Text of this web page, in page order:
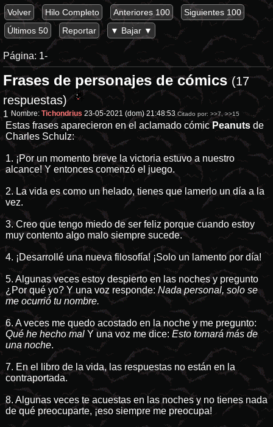
Volver Hilo Completo Anteriores 100
Siguientes 100
Últimos 50
Reportar ▼ Bajar ▼
Página: 1-
Frases de personajes de cómics (17
respuestas)
1 Nombre:Tichondrius 23-05-2021 (dom) 21:48:53 Citado por:>>7,>>15
Estas frases aparecieron en el aclamado cómic Peanuts de
Charles Schulz:
1. ¡Por un momento breve la victoria estuvo a nuestro
alcance! Y entonces comenzó el juego.
2. La vida es como un helado, tienes que lamerlo un día a la
vez.
3. Creo que tengo miedo de ser feliz porque cuando estoy
muy contento algo malo siempre sucede.
4. ¡Desarrollé una nueva filosofía! ¡Solo un lamento por día!
5. Algunas veces estoy despierto en las noches y pregunto
¿Por qué yo? Y una voz responde: Nada personal, solo se
me ocurrió tu nombre.
6. A veces me quedo acostado en la noche y me pregunto:
Qué he hecho mal Y una voz me dice: Esto tomará más de
una noche.
7. En el libro de la vida, las respuestas no están en la
contraportada.
8. Algunas veces te acuestas en las noches y no tienes nada
de qué preocuparte, ¡eso siempre me preocupa!